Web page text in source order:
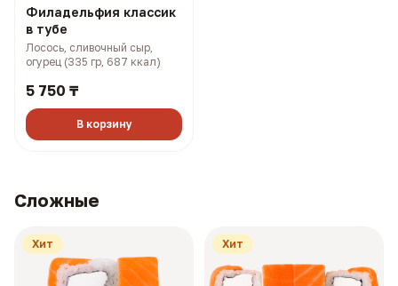
Филадельфия классик
в тубе
Лосось, сливочный сыр,
огурец (335 гр, 687 ккал)
5 750 ₸
В корзину
Сложные
Хит Хит